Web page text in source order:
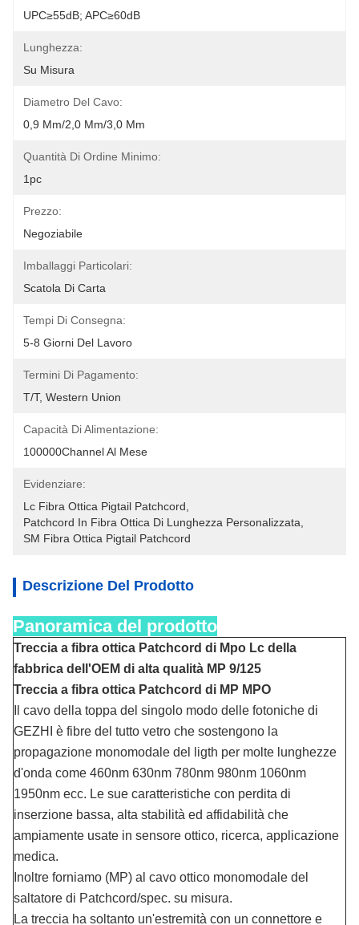
UPC≥55dB; APC≥60dB
Lunghezza:
Su Misura
Diametro Del Cavo:
0,9 Mm/2,0 Mm/3,0 Mm
Quantità Di Ordine Minimo:
1pc
Prezzo:
Negoziabile
Imballaggi Particolari:
Scatola Di Carta
Tempi Di Consegna:
5-8 Giorni Del Lavoro
Termini Di Pagamento:
T/T, Western Union
Capacità Di Alimentazione:
100000Channel Al Mese
Evidenziare:
Lc Fibra Ottica Pigtail Patchcord
Patchcord In Fibra Ottica Di Lunghezza Personalizzata
SM Fibra Ottica Pigtail Patchcord
Descrizione Del Prodotto
Panoramica del prodotto
Treccia a fibra ottica Patchcord di Mpo Lc della
fabbrica dell'OEM di alta qualità MP 9/125
Treccia a fibra ottica Patchcord di MP MPO
Il cavo della toppa del singolo modo delle fotoniche di
GEZHI è fibre del tutto vetro che sostengono la
propagazione monomodale del ligth per molte lunghezze
d'onda come 460nm 630nm 780nm 980nm 1060nm
1950nm ecc. Le sue caratteristiche con perdita di
inserzione bassa, alta stabilità ed affidabilità che
ampiamente usate in sensore ottico, ricerca, applicazione
medica.
Inoltre forniamo (MP) al cavo ottico monomodale del
saltatore di Patchcord/spec. su misura.
La treccia ha soltanto un'estremità con un connettore e